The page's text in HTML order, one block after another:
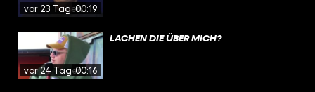
vor 23 Tagen00:19
vor 24 Tagen00:16
LACHEN DIE ÜBER MICH?